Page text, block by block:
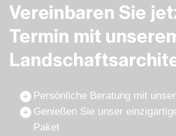
Vereinbaren Sie
Termin mit
Persönliche Beratung mit
Genießen Sie unser
Paket